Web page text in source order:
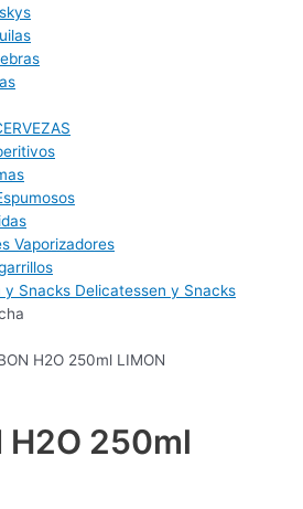
Vaporizadores
Delicatessen y Snacks
H2O 250ml LIMON
H2O 250ml